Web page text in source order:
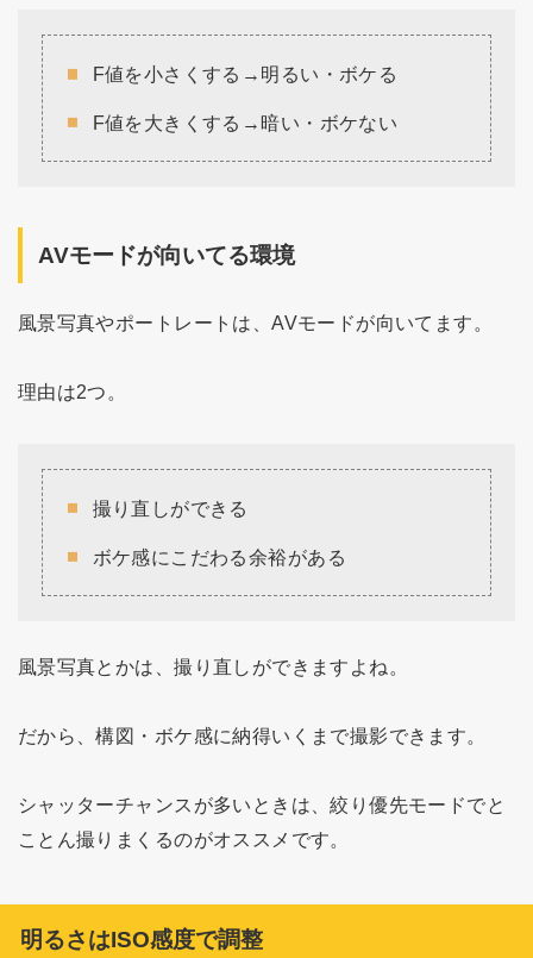
F値を小さくする→明るい・ボケる
F値を大きくする→暗い・ボケない
AVモードが向いてる環境
風景写真やポートレートは、AVモードが向いてます。
理由は2つ。
撮り直しができる
ボケ感にこだわる余裕がある
風景写真とかは、撮り直しができますよね。
だから、構図・ボケ感に納得いくまで撮影できます。
シャッターチャンスが多いときは、絞り優先モードでと
ことん撮りまくるのがオススメです。
明るさはISO感度で調整